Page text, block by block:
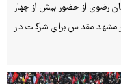
رضوی از حضور بیش از چهار
از ۲۷ کشور جهان در مشهد مقدس برای شرکت در